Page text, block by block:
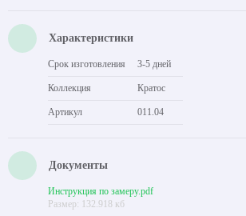
Характеристики
Срок изготовления 3-5 дней
Коллекция Кратос
Артикул 011.04
Документы
Инструкция по замеру.pdf
Размер: 132.918 кб